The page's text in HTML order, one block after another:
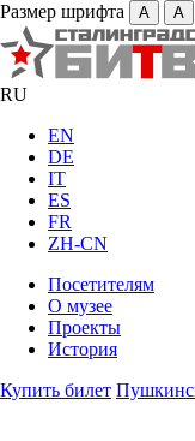
Размер шрифта А А
RU
EN
DE
IT
ES
FR
ZH-CN
Посетителям
О музее
Проекты
История
Купить билет